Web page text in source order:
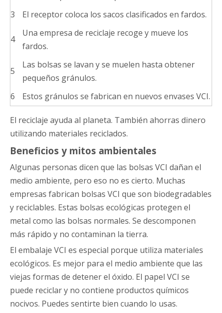
3
El receptor coloca los sacos clasificados en fardos.
4
Una empresa de reciclaje recoge y mueve los
fardos.
5
Las bolsas se lavan y se muelen hasta obtener
pequeños gránulos.
6
Estos gránulos se fabrican en nuevos envases VCI.
El reciclaje ayuda al planeta. También ahorras dinero
utilizando materiales reciclados.
Beneficios y mitos ambientales
Algunas personas dicen que las bolsas VCI dañan el
medio ambiente, pero eso no es cierto. Muchas
empresas fabrican bolsas VCI que son biodegradables
y reciclables. Estas bolsas ecológicas protegen el
metal como las bolsas normales. Se descomponen
más rápido y no contaminan la tierra.
El embalaje VCI es especial porque utiliza materiales
ecológicos. Es mejor para el medio ambiente que las
viejas formas de detener el óxido. El papel VCI se
puede reciclar y no contiene productos químicos
nocivos. Puedes sentirte bien cuando lo usas.